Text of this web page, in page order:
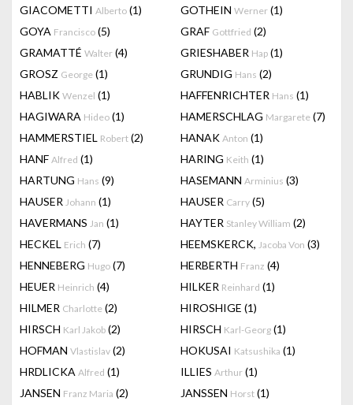
GIACOMETTI Alberto (1) GOTHEIN Werner (1)
GOYA Francisco (5) GRAF Gottfried (2)
GRAMATTÉ Walter (4) GRIESHABER Hap (1)
GROSZ George (1) GRUNDIG Hans (2)
HABLIK Wenzel (1) HAFFENRICHTER Hans (1)
HAGIWARA Hideo (1) HAMERSCHLAG Margarete (7)
HAMMERSTIEL Robert (2) HANAK Anton (1)
HANF Alfred (1) HARING Keith (1)
HARTUNG Hans (9) HASEMANN Arminius (3)
HAUSER Johann (1) HAUSER Carry (5)
HAVERMANS Jan (1) HAYTER Stanley William (2)
HECKEL Erich (7) HEEMSKERCK, Jacoba Von (3)
HENNEBERG Hugo (7) HERBERTH Franz (4)
HEUER Heinrich (4) HILKER Reinhard (1)
HILMER Charlotte (2) HIROSHIGE (1)
HIRSCH Karl Jakob (2) HIRSCH Karl-Georg (1)
HOFMAN Vlastislav (2) HOKUSAI Katsushika (1)
HRDLICKA Alfred (1) ILLIES Arthur (1)
JANSEN Franz Maria (2) JANSSEN Horst (1)